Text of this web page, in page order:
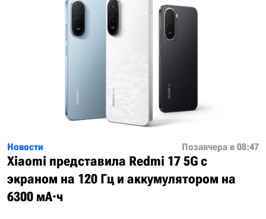
Новости Позавчера в 08:47
Xiaomi представила Redmi 17 5G с
экраном на 120 Гц и аккумулятором на
6300 мА·ч